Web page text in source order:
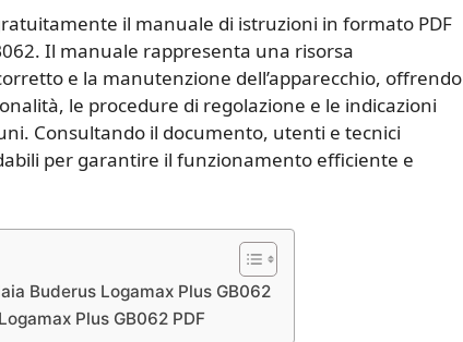
il manuale di istruzioni in formato PDF
Il manuale rappresenta una risorsa
e la manutenzione dell’apparecchio, offrendo
le procedure di regolazione e le indicazioni
Consultando il documento, utenti e tecnici
per garantire il funzionamento efficiente e
Buderus Logamax Plus GB062
Plus GB062 PDF